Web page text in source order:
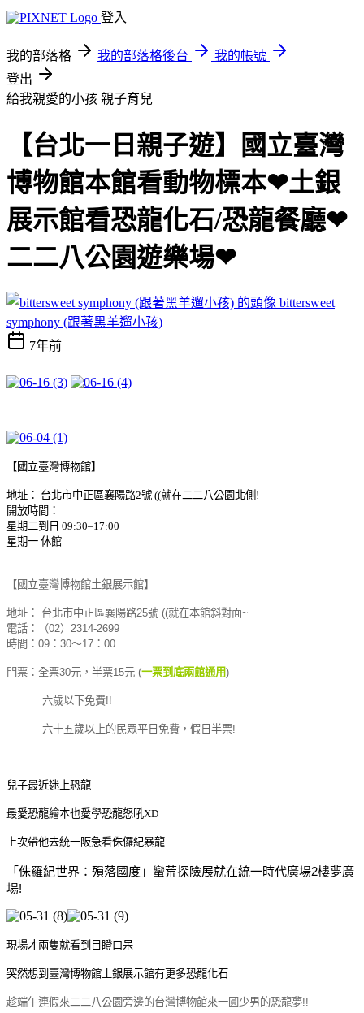
登入
我的部落格 我的部落格後台
我的帳號
登出
給我親愛的小孩 親子育兒
【台北一日親子遊】國立臺灣
博物館本館看動物標本❤土銀
展示館看恐龍化石/恐龍餐廳❤
二二八公園遊樂場❤
bittersweet
symphony (跟著黑羊遛小孩)
7年前
【國立臺灣博物館】
地址： 台北市中正區襄陽路2號 ((就在二二八公園北側!
開放時間：
星期二到日 09:30–17:00
星期一 休館
【國立臺灣博物館土銀展示館】
地址： 台北市中正區襄陽路25號 ((就在本館斜對面~
電話：（02）2314-2699
時間：09：30～17：00
門票：全票30元，半票15元 (一票到底兩館通用)
六歲以下免費!!
六十五歲以上的民眾平日免費，假日半票!
兒子最近迷上恐龍
最愛恐龍繪本也愛學恐龍怒吼XD
上次帶他去統一阪急看侏儸紀暴龍
「侏羅紀世界：殞落國度」蠻荒探險展就在統一時代廣場2樓夢廣
場!
現場才兩隻就看到目瞪口呆
突然想到臺灣博物館土銀展示館有更多恐龍化石
趁端午連假來二二八公園旁邊的台灣博物館來一圓少男的恐龍夢!!